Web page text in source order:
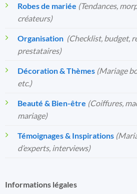
Robes de mariée (Tendances,
créateurs)
Organisation️ (Checklist, budget,
prestataires)
Décoration & Thèmes (Mariage
etc.)
Beauté & Bien-être (Coiffures,
mariage)
Témoignages & Inspirations
d’experts, interviews)
Informations légales